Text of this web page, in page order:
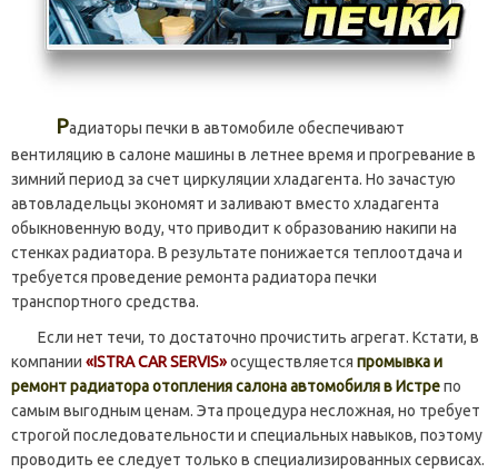
Радиаторы печки в автомобиле обеспечивают
вентиляцию в салоне машины в летнее время и прогревание в
зимний период за счет циркуляции хладагента. Но зачастую
автовладельцы экономят и заливают вместо хладагента
обыкновенную воду, что приводит к образованию накипи на
стенках радиатора. В результате понижается теплоотдача и
требуется проведение ремонта радиатора печки
транспортного средства.
Если нет течи, то достаточно прочистить агрегат. Кстати, в
компании «ISTRA CAR SERVIS»осуществляется промывка и
ремонт радиатора отопления салона автомобиля в Истрепо
самым выгодным ценам. Эта процедура несложная, но требует
строгой последовательности и специальных навыков, поэтому
проводить ее следует только в специализированных сервисах.